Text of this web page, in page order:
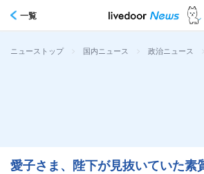
一覧
ニューストップ > 国内ニュース > 政治ニュース >
愛子さま、陛下が見抜いていた素